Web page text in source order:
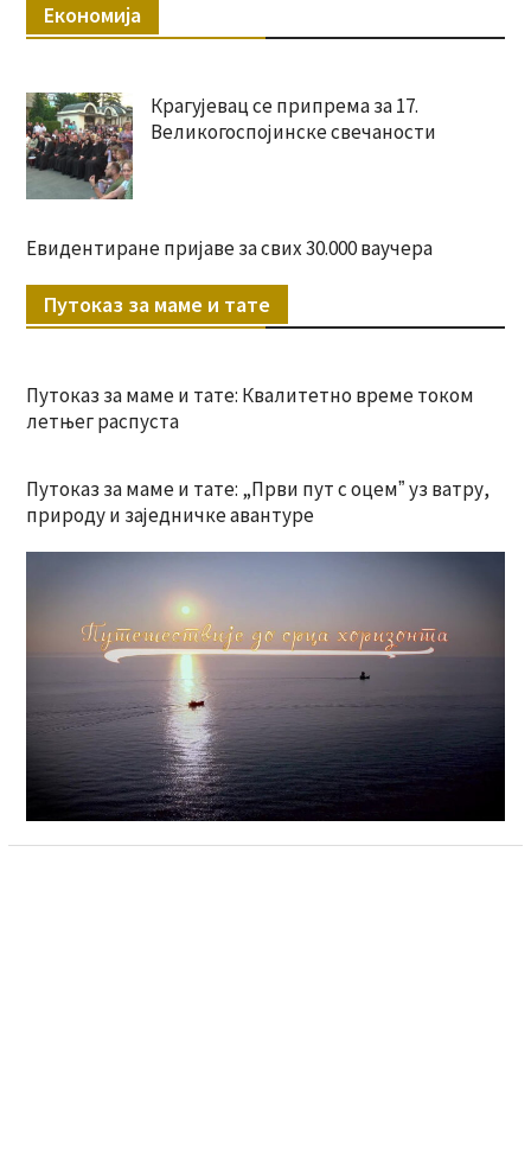
Економија
Крагујевац се припрема за 17.
Великогоспојинске свечаности
Евидентиране пријаве за свих 30.000 ваучера
Путоказ за маме и тате
Путоказ за маме и тате: Квалитетно време током
летњег распуста
Путоказ за маме и тате: „Први пут с оцемˮ уз ватру,
природу и заједничке авантуре